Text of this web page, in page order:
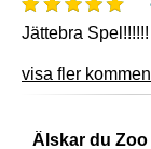
Jättebra Spel!!!!!!
visa fler
Älskar du